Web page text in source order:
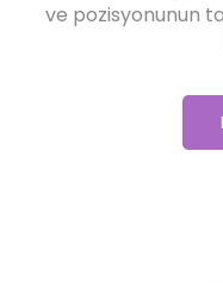
ve pozisyonunun